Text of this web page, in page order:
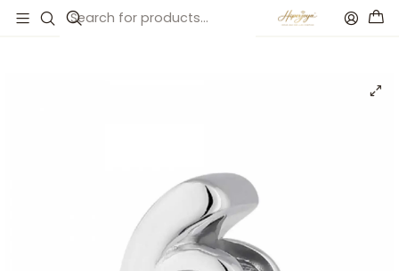
Inicio Catálogo Abalorio número seis plata